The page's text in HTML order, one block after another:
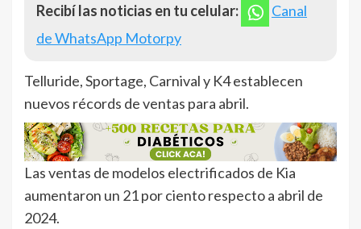
Recibí las noticias en tu celular:
Canal
de WhatsApp Motorpy
Telluride, Sportage, Carnival y K4 establecen
nuevos récords de ventas para abril.
Las ventas de modelos electrificados de Kia
aumentaron un 21 por ciento respecto a abril de
2024.